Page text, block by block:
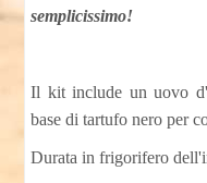
semplicissimo!
Il kit include un uovo
base di tartufo nero per
Durata in frigorifero